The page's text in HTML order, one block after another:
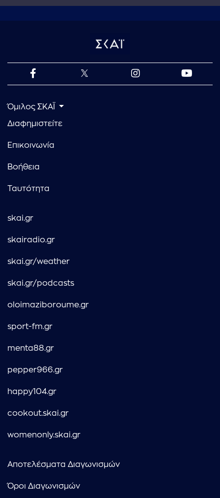
Όμιλος ΣΚΑΪ
Διαφημιστείτε
Επικοινωνία
Βοήθεια
Ταυτότητα
skai.gr
skairadio.gr
skai.gr/weather
skai.gr/podcasts
oloimaziboroume.gr
sport-fm.gr
menta88.gr
pepper966.gr
happy104.gr
cookout.skai.gr
womenonly.skai.gr
Αποτελέσματα Διαγωνισμών
Όροι Διαγωνισμών